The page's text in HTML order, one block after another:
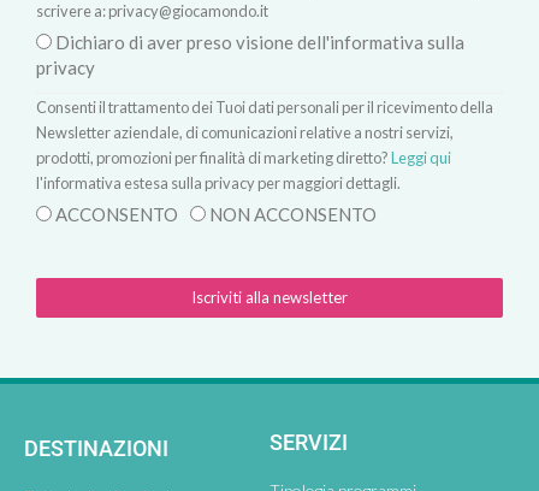
scrivere a:privacy@giocamondo.it
Dichiaro di aver preso visione dell'informativa sulla
privacy
Consenti il trattamento dei Tuoi dati personali per il ricevimento della
Newsletter aziendale, di comunicazioni relative a nostri servizi,
prodotti, promozioni per finalità di marketing diretto?Leggi qui
l'informativa estesa sulla privacy per maggiori dettagli.
ACCONSENTO NON ACCONSENTO
Iscriviti alla newsletter
DESTINAZIONI SERVIZI